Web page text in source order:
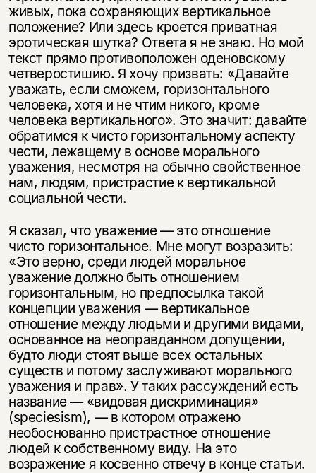
живых, пока сохраняющих вертикальное
положение? Или здесь кроется приватная
эротическая шутка? Ответа я не знаю. Но мой
текст прямо противоположен оденовскому
четверостишию. Я хочу призвать: «Давайте
уважать, если сможем, горизонтального
человека, хотя и не чтим никого, кроме
человека вертикального». Это значит: давайте
обратимся к чисто горизонтальному аспекту
чести, лежащему в основе морального
уважения, несмотря на обычно свойственное
нам, людям, пристрастие к вертикальной
социальной чести.
Я сказал, что уважение — это отношение
чисто горизонтальное. Мне могут возразить:
«Это верно, среди людей моральное
уважение должно быть отношением
горизонтальным, но предпосылка такой
концепции уважения — вертикальное
отношение между людьми и другими видами,
основанное на неоправданном допущении,
будто люди стоят выше всех остальных
существ и потому заслуживают морального
уважения и прав». У таких рассуждений есть
название — «видовая дискриминация»
(speciesism), — в котором отражено
необоснованно пристрастное отношение
людей к собственному виду. На это
возражение я косвенно отвечу в конце статьи.